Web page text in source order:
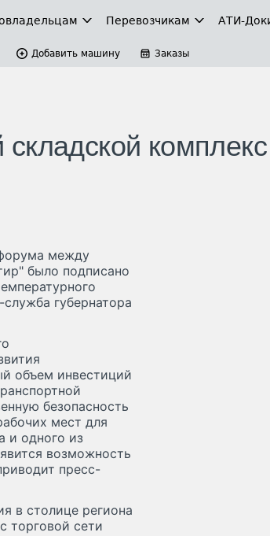
Перевозчикам АТИ-
Добавить машину Заказы
комплекс
между
было подписано
губернатора
объем инвестиций
безопасность
мест для
и одного из
возможность
пресс-
в столице региона
торговой сети